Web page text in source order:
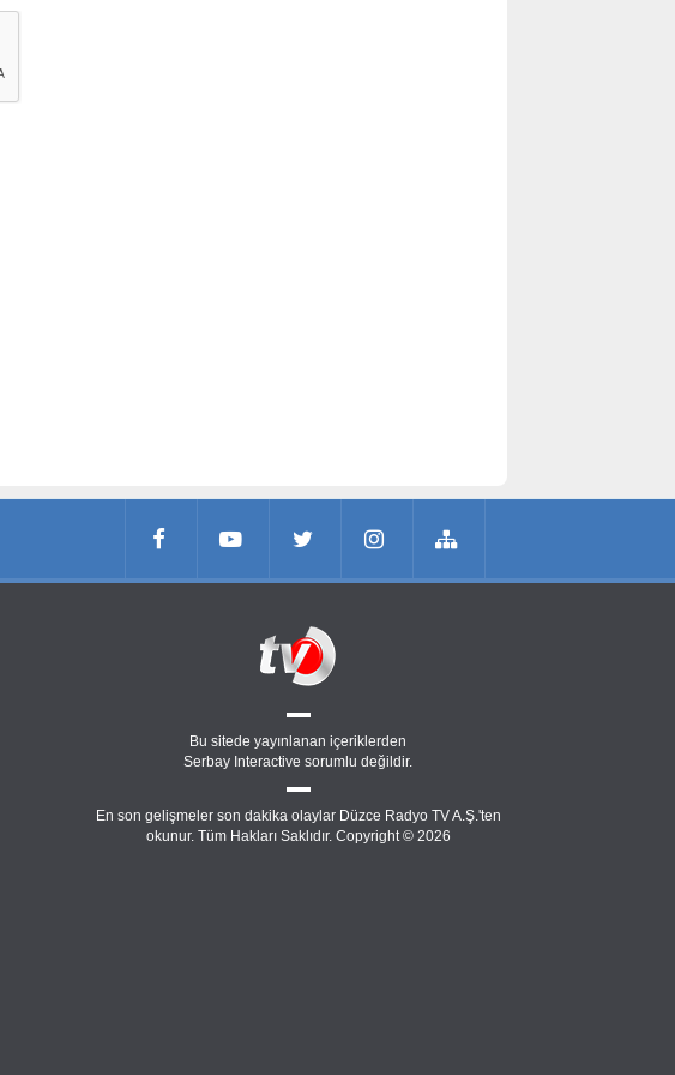
Bu sitede yayınlanan içeriklerden
Serbay Interactive sorumlu değildir.
En son gelişmeler son dakika olaylar Düzce Radyo TV A.Ş.'ten
okunur. Tüm Hakları Saklıdır. Copyright © 2026